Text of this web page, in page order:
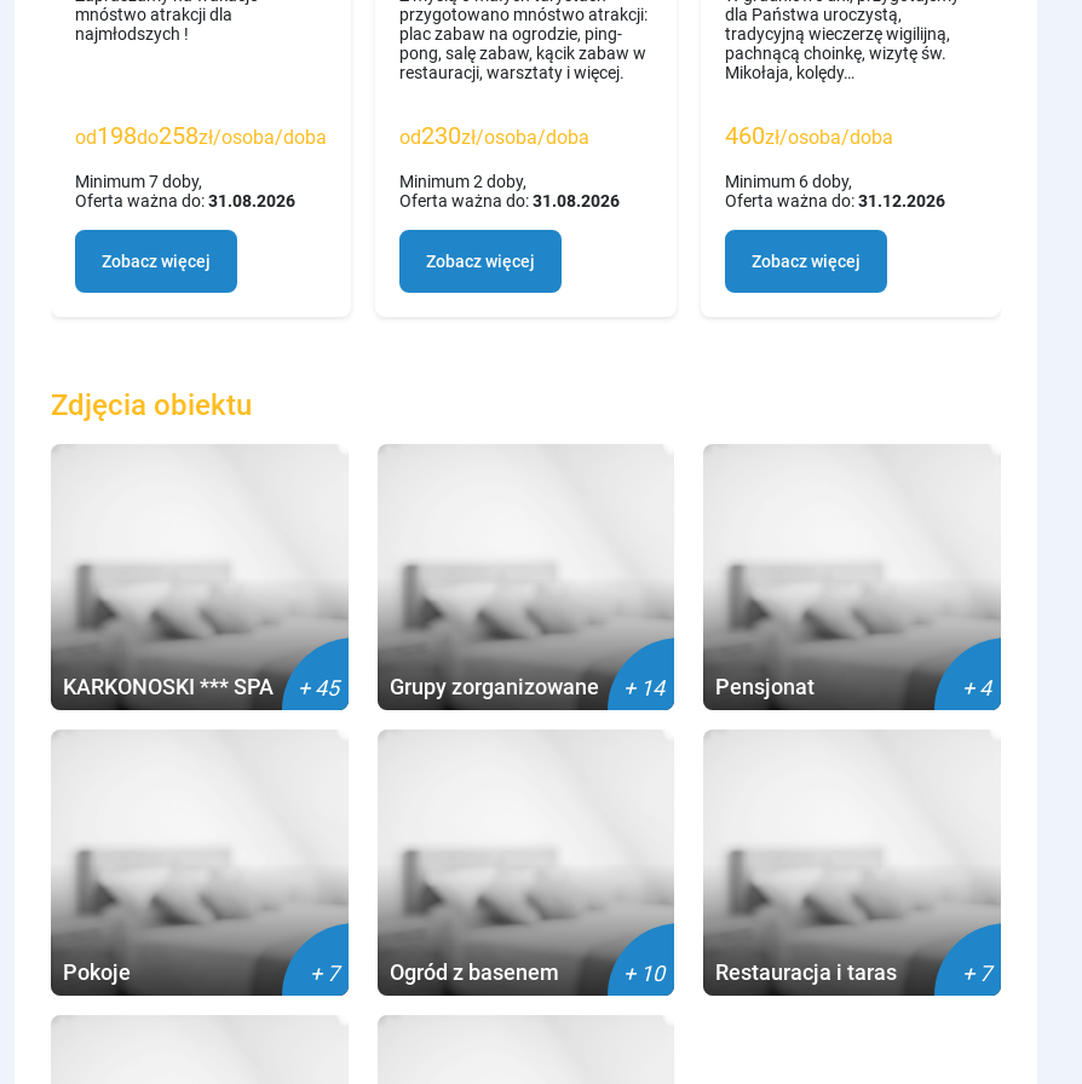
mnóstwo atrakcji dla
najmłodszych !
od198do258zł/osoba/doba
Minimum 7 doby,
Oferta ważna do:31.08.2026
Zobacz więcej
przygotowano mnóstwo atrakcji:
plac zabaw na ogrodzie, ping-
pong, salę zabaw, kącik zabaw w
restauracji, warsztaty i więcej.
od230zł/osoba/doba
Minimum 2 doby,
Oferta ważna do:31.08.2026
Zobacz więcej
dla Państwa uroczystą,
tradycyjną wieczerzę wigilijną,
pachnącą choinkę, wizytę św.
Mikołaja, kolędy…
460zł/osoba/doba
Minimum 6 doby,
Oferta ważna do:31.12.2026
Zobacz więcej
Zdjęcia obiektu
KARKONOSKI *** SPA + 45 Grupy zorganizowane + 14 Pensjonat + 4
Pokoje + 7 Ogród z basenem + 10 Restauracja i taras + 7